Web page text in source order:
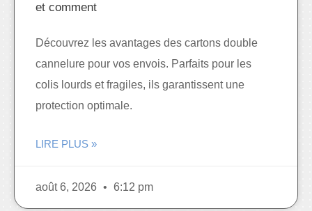
et comment
Découvrez les avantages des cartons double
cannelure pour vos envois. Parfaits pour les
colis lourds et fragiles, ils garantissent une
protection optimale.
LIRE PLUS »
août 6, 2026 6:12 pm